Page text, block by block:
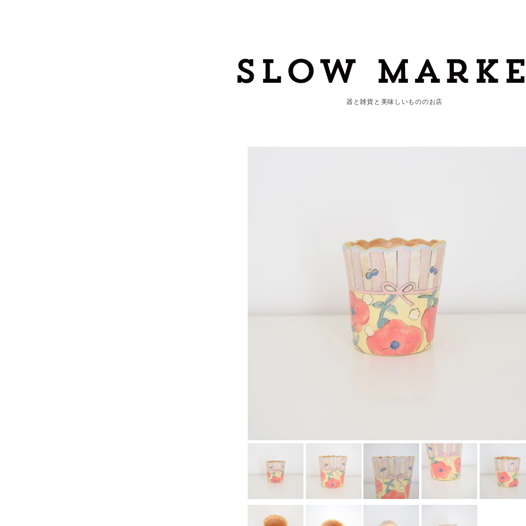
器と雑貨と美味しいもののお店